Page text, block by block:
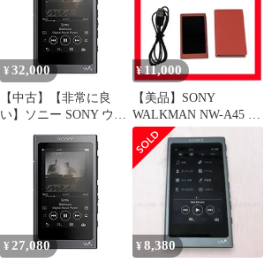
レゾ対応 最大39時間連
続再生 2017年モデル グ
レイッシュブラック
NW wyeba8q
¥ 32,000
【中古】【非常に良
い】ソニー SONY ウォ
ークマン Aシリーズ
16GB NW-A45 :
Bluetooth/microSD/ハイ
レゾ対応 最大39時間連
続再生 2017年モデル グ
レイッシュブラック
NW n5ksbvb
¥11,000
【美品】SONY
WALKMAN NW-A45 ハ
イレゾ ソニー ウォーク
マン
¥ 27,080 ¥8,380